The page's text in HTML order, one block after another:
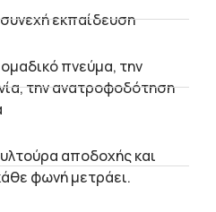
εκπαίδευση
πνεύμα, την
την ανατροφοδότηση
αποδοχής και
φωνή μετράει.